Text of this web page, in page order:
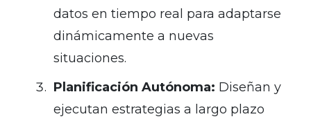
datos en tiempo real para adaptarse
dinámicamente a nuevas
situaciones.
Planificación Autónoma: Diseñan y
ejecutan estrategias a largo plazo